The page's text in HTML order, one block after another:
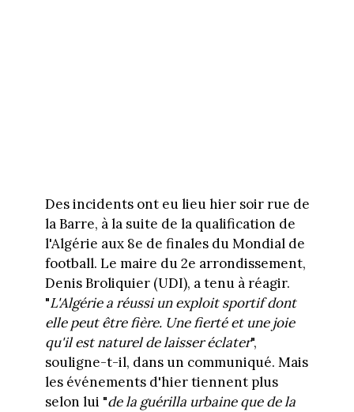
Des incidents ont eu lieu hier soir rue de
la Barre, à la suite de la qualification de
l'Algérie aux 8e de finales du Mondial de
football. Le maire du 2e arrondissement,
Denis Broliquier (UDI), a tenu à réagir.
"L'Algérie a réussi un exploit sportif dont
elle peut être fière. Une fierté et une joie
qu'il est naturel de laisser éclater",
souligne-t-il, dans un communiqué. Mais
les événements d'hier tiennent plus
selon lui "de la guérilla urbaine que de la